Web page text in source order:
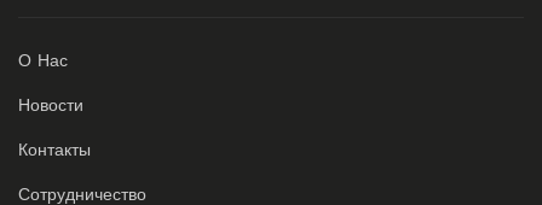
О Нас
Новости
Контакты
Сотрудничество